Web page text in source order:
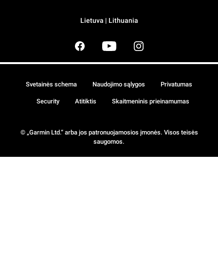
Lietuva | Lithuania
© „Garmin Ltd.“ arba jos patronuojamosios įmonės. Visos teisės
saugomos.
Svetainės schema Naudojimo sąlygos Privatumas
Security Atitiktis Skaitmeninis prieinamumas